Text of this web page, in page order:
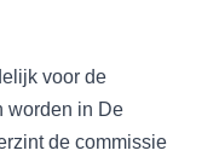
voor de
worden in De
de commissie